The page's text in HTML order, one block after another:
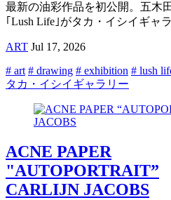
最新の油彩作品を初公開。五木
｢Lush Life｣がタカ・イシイギャ
ART Jul 17, 2026
# art # drawing # exhibition # lush
タカ・イシイギャラリー
ACNE PAPER
"AUTOPORTRAIT”
CARLIJN JACOBS